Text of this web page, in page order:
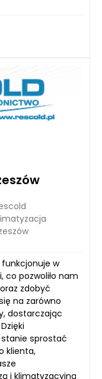
w
co pozwoliło nam
zdobyć
na zarówno
dostarczając
sprostać
klienta,
i klimatyzacyjną